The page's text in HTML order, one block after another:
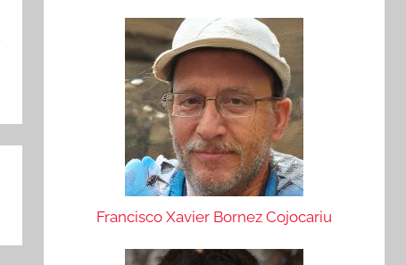
Francisco Xavier Bornez Cojocariu